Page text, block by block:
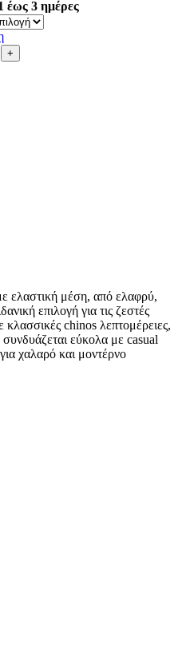
3 ημέρες
ελαστική μέση, από ελαφρύ,
επιλογή για τις ζεστές
chinos λεπτομέρειες,
εύκολα με casual
χαλαρό και μοντέρνο